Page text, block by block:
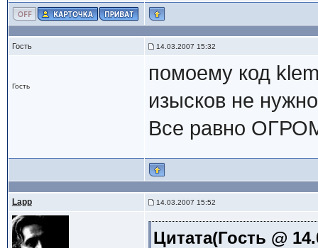
Гость 14.03.2007 15:32
Гость
помоему код
изысков не
Все равно
Lapp 14.03.2007 15:52
Цитата(Гость @